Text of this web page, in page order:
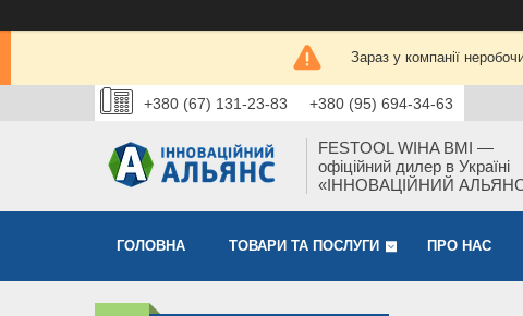
Зараз у компанії
+380 (67) 131-23-83 +380 (95) 694-34-63
FESTOOL WIHA BMI —
офіційний дилер в Україні
«ІННОВАЦІЙНИЙ
ГОЛОВНА ТОВАРИ ТА ПОСЛУГИ ПРО НАС